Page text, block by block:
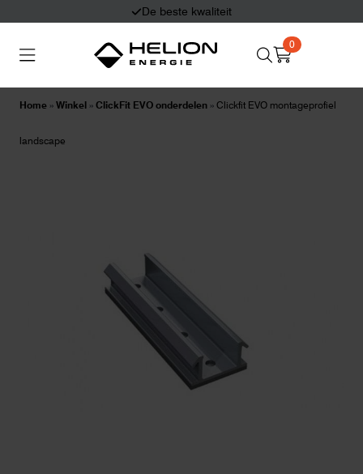
De beste kwaliteit
0
Home » Winkel » ClickFit EVO onderdelen » Clickfit EVO montageprofiel
landscape
Thuisbatterijen Zonnepanelen
Laadpalen